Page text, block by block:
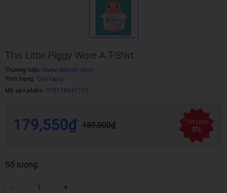
This Little Piggy Wore A T-Shirt
Thương hiệu: Make Believe Ideas
Tình trạng: Còn hàng
Mã sản phẩm: 978178947192
179,550₫ 189,000₫ Tiết kiệm
5%
Số lượng:
- +